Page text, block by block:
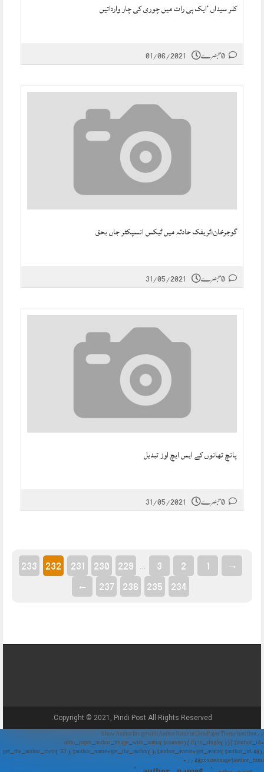
کلر سیداں ‘ایک ہی رات میں چوری کی چار وارداتیں
01/06/2021
گوجرخان:ٹریفک حادثہ میں ٹیکس انسپکٹر جاں بحق
31/05/2021
پانچ تھانوں کے ایس ایچ اوز تبدیل
31/05/2021
→
1
2
3
229
230
231
232
233
234
235
236
237
←
Copyright © 2021, Pindi Post All Rights Reserved.
// Show Author Image with Author Name in UrduPaper Theme function
urdu_paper_author_image_with_name($content) { if (is_single()) { $author_id =
get_the_author_meta('ID'); $author_name = get_the_author(); $author_avatar = get_avatar($author_id, 48);
// 48px size image $author_html = '